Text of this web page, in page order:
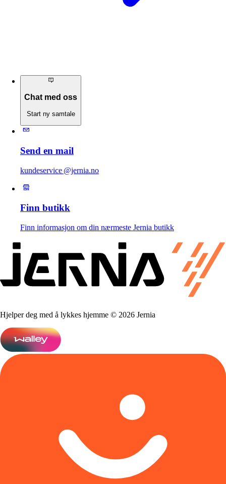
Chat med oss
Start ny samtale
Send en mail
kundeservice @jernia.no
Finn butikk
Finn informasjon om din nærmeste Jernia butikk
Hjelper deg med å lykkes hjemme © 2026 Jernia